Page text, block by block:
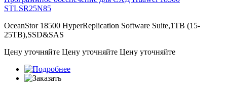
STLSR25N85
OceanStor 18500 HyperReplication Software Suite,1TB (15-
25TB),SSD&SAS
Цену уточняйте Цену уточняйте Цену уточняйте